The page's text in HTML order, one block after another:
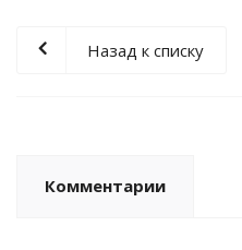
Назад к списку
Комментарии